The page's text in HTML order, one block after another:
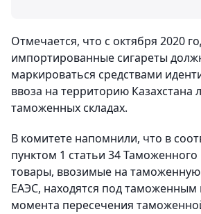
Отмечается, что с октября 2020
импортированные сигареты
маркироваться средствами
ввоза на территорию Казахстана
таможенных складах.
В комитете напомнили, что в
пунктом 1 статьи 34 Таможенного
товары, ввозимые на
ЕАЭС, находятся под таможенным
момента пересечения